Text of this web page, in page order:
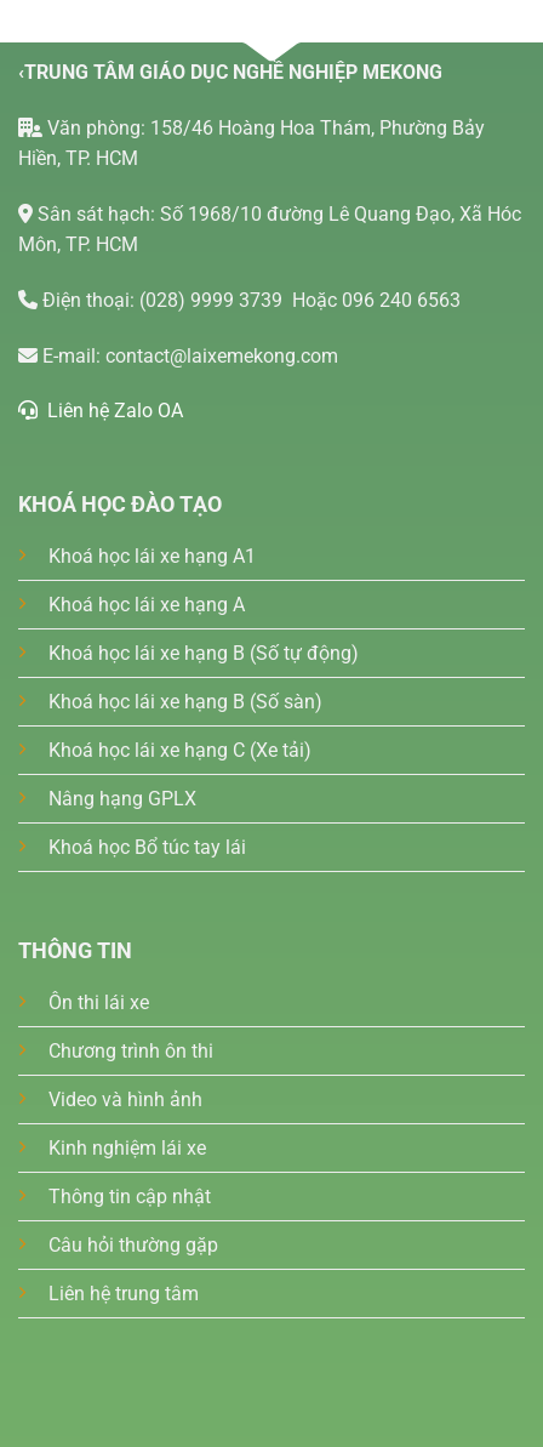
‹TRUNG TÂM GIÁO DỤC NGHỀ NGHIỆP MEKONG
Văn phòng: 158/46 Hoàng Hoa Thám, Phường Bảy
Hiền, TP. HCM
Sân sát hạch: Số 1968/10 đường Lê Quang Đạo, Xã Hóc
Môn, TP. HCM
Điện thoại: (028) 9999 3739 Hoặc 096 240 6563
E-mail: contact@laixemekong.com
Liên hệ Zalo OA
KHOÁ HỌC ĐÀO TẠO
Khoá học lái xe hạng A1
Khoá học lái xe hạng A
Khoá học lái xe hạng B (Số tự động)
Khoá học lái xe hạng B (Số sàn)
Khoá học lái xe hạng C (Xe tải)
Nâng hạng GPLX
Khoá học Bổ túc tay lái
THÔNG TIN
Ôn thi lái xe
Chương trình ôn thi
Video và hình ảnh
Kinh nghiệm lái xe
Thông tin cập nhật
Câu hỏi thường gặp
Liên hệ trung tâm